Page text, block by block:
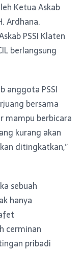
Ketua Askab
Ardhana.
PSSI Klaten
berlangsung
anggota PSSI
bersama
mampu berbicara
kurang akan
ditingkatkan,”
sebuah
hanya
cerminan
pribadi